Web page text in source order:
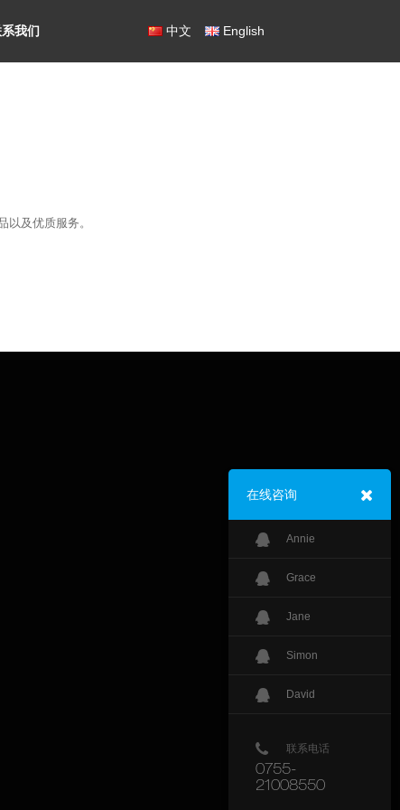
我们 中文 English
及优质服务。
在线咨询
Annie
Grace
Jane
Simon
David
联系电话
0755-
21008550